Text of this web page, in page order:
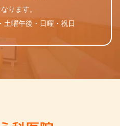
ります。
土曜午後・日曜・祝日